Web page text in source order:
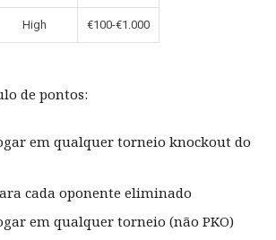
High €100-€1.000
de pontos:
em qualquer torneio knockout do
cada oponente eliminado
em qualquer torneio (não PKO)